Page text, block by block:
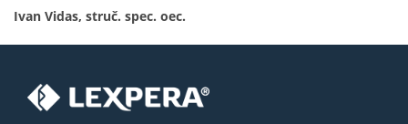
Ivan Vidas, struč. spec. oec.